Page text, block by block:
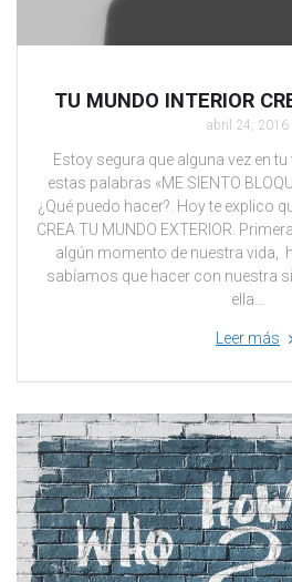
TU MUNDO INTERIOR
abril 24, 2016
Estoy segura que alguna vez en
estas palabras «ME SIENTO
¿Qué puedo hacer?. Hoy te explico
CREA TU MUNDO EXTERIOR.
algún momento de nuestra vida,
sabíamos que hacer con nuestra
ella…
Leer más